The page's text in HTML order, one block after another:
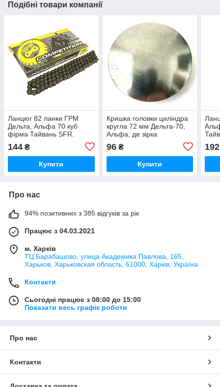
Подібні товари компанії
Ланцюг 82 ланки ГРМ
Дельта, Альфа 70 куб
фірма Тайвань SFR.
144 ₴
Купити
Кришка головки циліндра
кругла 72 мм Дельта-70,
Альфа, де зірка
96₴
Купити
192
Про нас
94% позитивних з 385 відгуків за рік
Працює з 04.03.2021
м. Харків
ТЦ Барабашово, улица Академика Павлова, 165,
Харьков, Харьковская область, 61000, Харків, Україна
Контакти
Сьогодні працює з 08:00 до 15:00
Показати весь графік роботи
Про нас
Контакти